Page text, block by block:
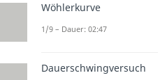
Wöhlerkurve
1/9 – Dauer: 02:47
Dauerschwingversuch